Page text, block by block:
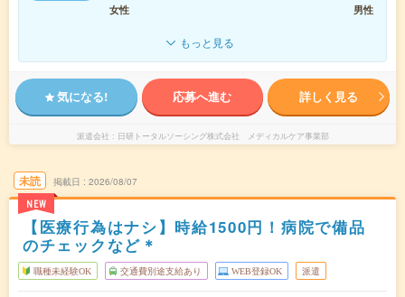
女性
男性
もっと見る
気になる! 応募へ進む 詳しく見る
派遣会社 日研トータルソーシング株式会社 メディカルケア事業部
未読
NEW
掲載日 2026/08/07
【医療行為はナシ】時給1500円！病院で備品
のチェックなど＊
職種未経験OK 交通費別途支給あり WEB登録OK 派遣